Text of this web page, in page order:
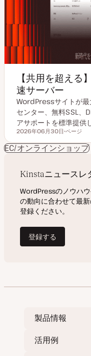
【共用を超え
速サーバー
WordPressサイトが
センター、無料SSL、
アサポートを標準提供
更新日
2026年06月30日
稿
タ
ページ
EC/オンラインショップ
製品情報
活用例